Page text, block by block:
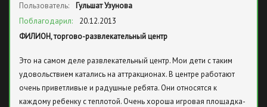
Пользователь:
Гульшат Узунова
Поблагодарил:
20.12.2013
ФИЛИОН, торгово-развлекательный центр
Это на самом деле развлекательный центр. Мои дети с таким
удовольствием катались на аттракционах. В центре работают
очень приветливые и радушные ребята. Они относятся к
каждому ребенку с теплотой. Очень хороша игровая площадка-